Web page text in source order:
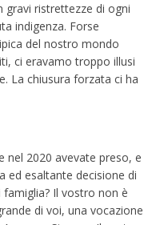
gravi ristrettezze di ogni
indigenza. Forse
del nostro mondo
ci eravamo troppo illusi
La chiusura forzata ci ha
nel 2020 avevate preso, e
ed esaltante decisione di
Il vostro non è
di voi, una vocazione